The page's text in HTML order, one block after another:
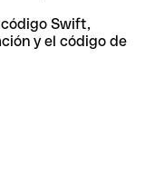
Swift,
y el código de